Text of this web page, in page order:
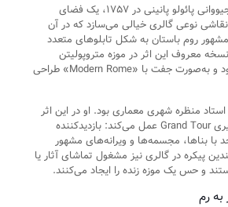
«Ancient Rome» اثر جیووانی پائولو پانینی در ۱۷۵۷، یک فضای
نوعی گالری خیالی می‌سازد که در آن
روم باستان به شکل تابلوهای متعدد
معروف این اثر در موزه متروپولیتن
نیویورک نگهداری می‌شود و به‌صورت جفت با «Modern Rome» طراحی
منظره شهری معماری بود. او در این اثر
مانند یک راهنمای تصویری Grand Tour عمل می‌کند: بازدیدکننده
با بناها، مجسمه‌ها و ویرانه‌های مشهور
پیکره در گالری نیز مشغول تماشای آثار یا
و حس یک موزه زنده را ایجاد می‌کنند.
رم